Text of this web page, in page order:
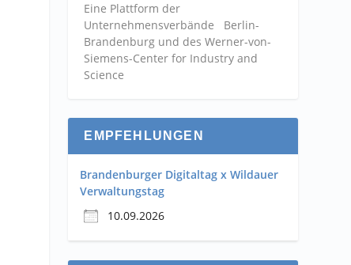
Eine Plattform der
Unternehmensverbände Berlin-
Brandenburg und des Werner-von-
Siemens-Center for Industry and
Science
EMPFEHLUNGEN
Brandenburger Digitaltag x Wildauer
Verwaltungstag
10.09.2026